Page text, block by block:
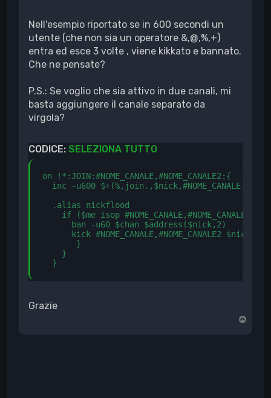
Nell'esempio riportato se in 600 secondi un
utente (che non sia un operatore &,@,%,+)
entra ed esce 3 volte , viene kikkato e bannato.
Che ne pensate?
P.S.: Se voglio che sia attivo in due canali, mi
basta aggiungere il canale separato da
virgola?
CODICE:SELEZIONA TUTTO
on !*:JOIN:#NOME_CANALE,#NOME_CANALE2:{
inc -u600
  .alias nickflood
if ($me isop #NOME_CANALE,#NOME_CANALE2)
      ban -u60 $chan $address($nick,2)
kick #NOME_CANALE,#NOME_CANALE2 $nick
       }
    }
  }
Grazie
o